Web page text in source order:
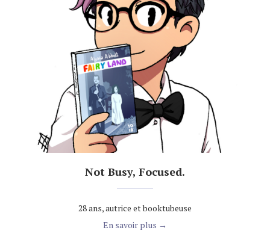
Not Busy, Focused.
28 ans, autrice et booktubeuse
En savoir plus →